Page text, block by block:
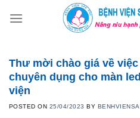
Thư mời chào giá về
chuyên dụng cho màn
viện
POSTED ON 25/04/2023 BY